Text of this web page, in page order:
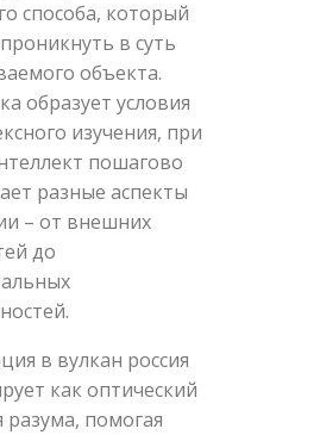
способа, который
в суть
объекта.
образует условия
изучения, при
пошагово
разные аспекты
– от внешних
до
в вулкан россия
как оптический
разума, помогая